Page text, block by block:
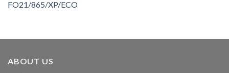
ABOUT US